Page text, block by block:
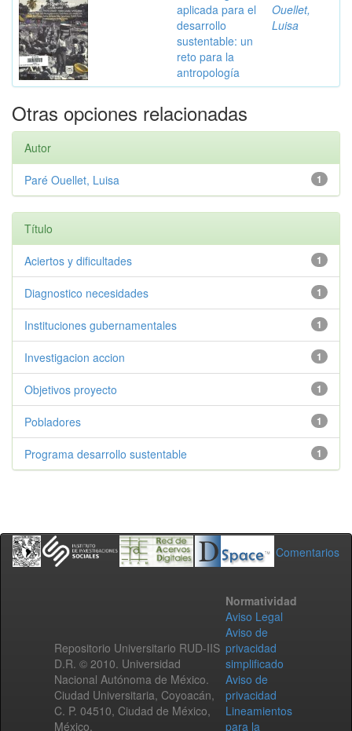
aplicada para el
desarrollo
sustentable: un
reto para la
antropología
Ouellet,
Luisa
Otras opciones relacionadas
Autor
1
Paré Ouellet, Luisa
Título
1
Aciertos y dificultades
1
Diagnostico necesidades
1
Instituciones gubernamentales
1
Investigacion accion
1
Objetivos proyecto
1
Pobladores
1
Programa desarrollo sustentable
Comentarios
Repositorio Universitario RUD-IIS
D.R. © 2010. Universidad
Nacional Autónoma de México.
Ciudad Universitaria, Coyoacán,
C. P. 04510, Ciudad de México,
México.
Normatividad
Aviso Legal
Aviso de
privacidad
simplificado
Aviso de
privacidad
Lineamientos
para la